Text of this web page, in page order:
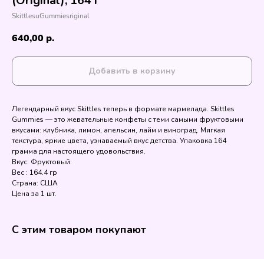
SkittlesuGummiesriginal
640,00 р.
Добавить в корзину
Легендарный вкус Skittles теперь в формате мармелада. Skittles
Gummies — это жевательные конфеты с теми самыми фруктовыми
вкусами: клубника, лимон, апельсин, лайм и виноград. Мягкая
текстура, яркие цвета, узнаваемый вкус детства. Упаковка 164
грамма для настоящего удовольствия.
Вкус: Фруктовый.
Вес : 164.4 гр
Страна: США
Цена за 1 шт.
С этим товаром покупают